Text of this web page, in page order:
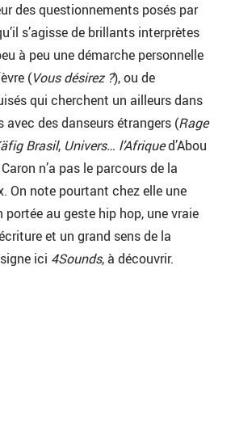
des questionnements posés par
s’agisse de brillants interprètes
à peu une démarche personnelle
(Vous désirez ?), ou de
qui cherchent un ailleurs dans
des danseurs étrangers (Rage
Brasil, Univers… l’Afriqued’Abou
n’a pas le parcours de la
On note pourtant chez elle une
au geste hip hop, une vraie
et un grand sens de la
ici 4Sounds, à découvrir.